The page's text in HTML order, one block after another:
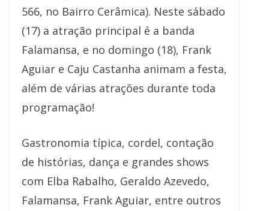
566, no Bairro Cerâmica). Neste sábado
(17) a atração principal é a banda
Falamansa, e no domingo (18), Frank
Aguiar e Caju Castanha animam a festa,
além de várias atrações durante toda
programação!
Gastronomia típica, cordel, contação
de histórias, dança e grandes shows
com Elba Rabalho, Geraldo Azevedo,
Falamansa, Frank Aguiar, entre outros